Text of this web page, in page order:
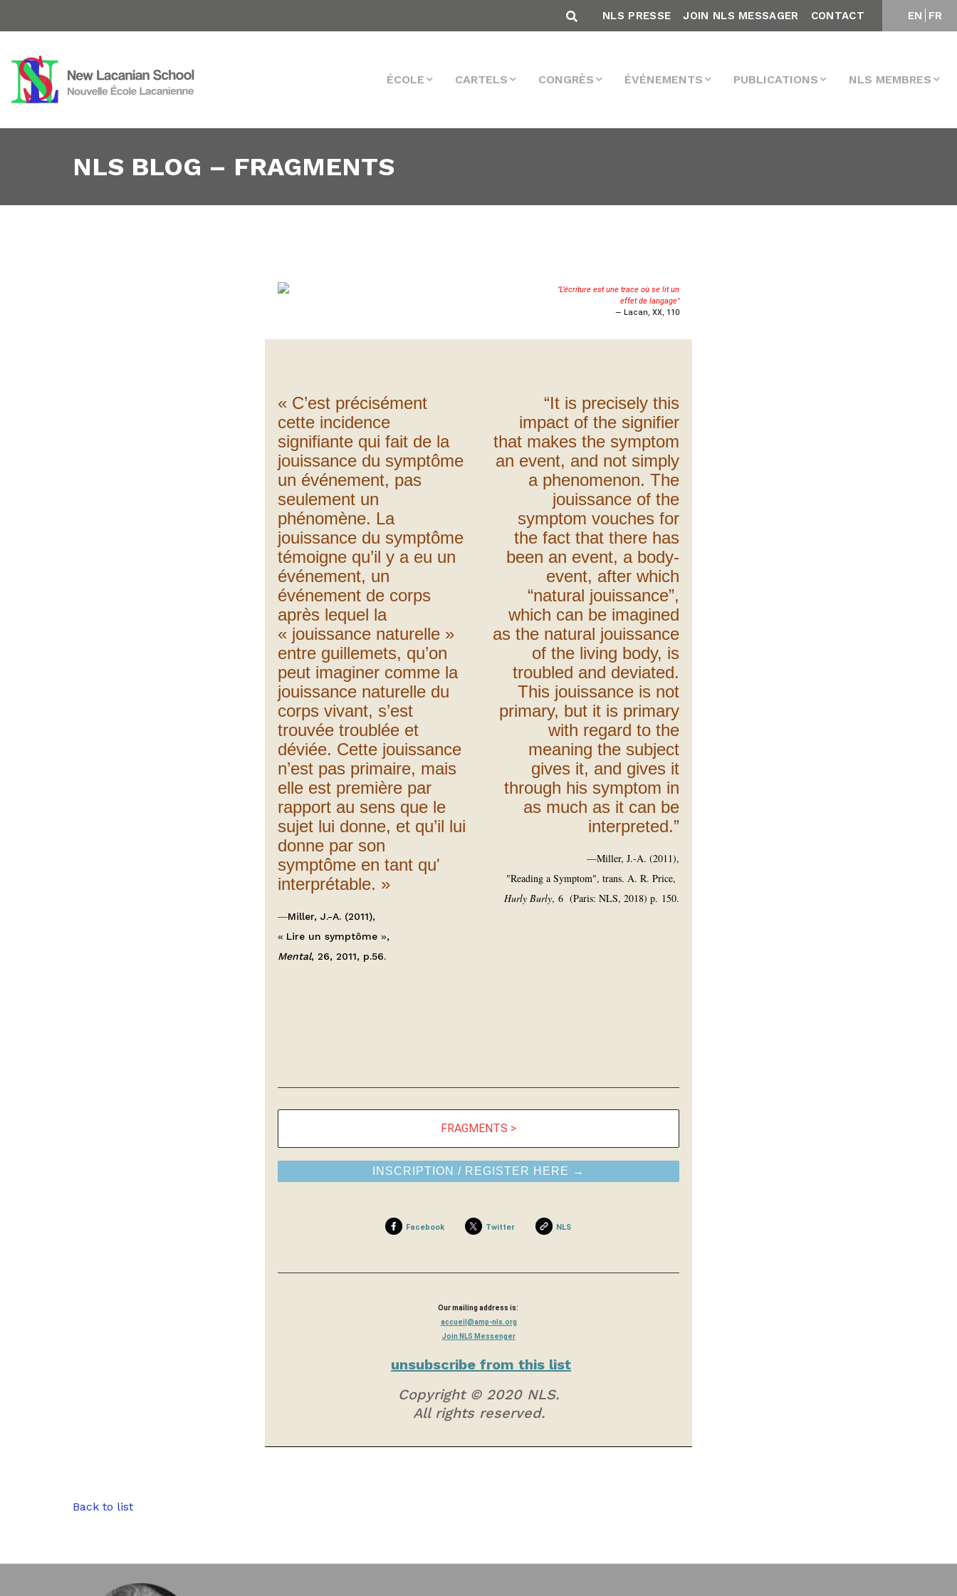
EN FR
NLS PRESSE JOIN NLS MESSAGER CONTACT
ÉCOLE CARTELS CONGRÈS ÉVÉNEMENTS PUBLICATIONS NLS MEMBRES
NLS BLOG – FRAGMENTS
"L’écriture est une trace où se lit un
effet de langage"
— Lacan, XX, 110
« C’est précisément
cette incidence
signifiante qui fait de la
jouissance du symptôme
un événement, pas
seulement un
phénomène. La
jouissance du symptôme
témoigne qu’il y a eu un
événement, un
événement de corps
après lequel la
« jouissance naturelle »
entre guillemets, qu’on
peut imaginer comme la
jouissance naturelle du
corps vivant, s’est
trouvée troublée et
déviée. Cette jouissance
n’est pas primaire, mais
elle est première par
rapport au sens que le
sujet lui donne, et qu’il lui
donne par son
symptôme en tant qu'
interprétable. »
—Miller, J.-A. (2011),
« Lire un symptôme »,
Mental, 26, 2011, p.56.
“It is precisely this
impact of the signifier
that makes the symptom
an event, and not simply
a phenomenon. The
jouissance of the
symptom vouches for
the fact that there has
been an event, a body-
event, after which
“natural jouissance”,
which can be imagined
as the natural jouissance
of the living body, is
troubled and deviated.
This jouissance is not
primary, but it is primary
with regard to the
meaning the subject
gives it, and gives it
through his symptom in
as much as it can be
interpreted.”
—Miller, J.-A. (2011),
"Reading a Symptom", trans. A. R. Price,
Hurly Burly, 6 (Paris: NLS, 2018) p. 150.
FRAGMENTS >
INSCRIPTION / REGISTER HERE →
Facebook Twitter NLS
Our mailing address is:
accueil@amp-nls.org
Join NLS Messenger
unsubscribe from this list
Copyright © 2020 NLS.
All rights reserved.
Back to list